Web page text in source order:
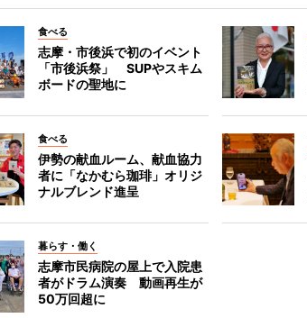
食べる
志摩・市後浜で初のイベント
「市後浜祭」 SUPやスキム
ボードの聖地に
食べる
伊勢の献血ルーム、献血協力
者に「なかむら珈琲」オリジ
ナルブレンド進呈
暮らす・働く
志摩市民病院の屋上で入院患
者がドラム演奏 動画再生が
50万回超に